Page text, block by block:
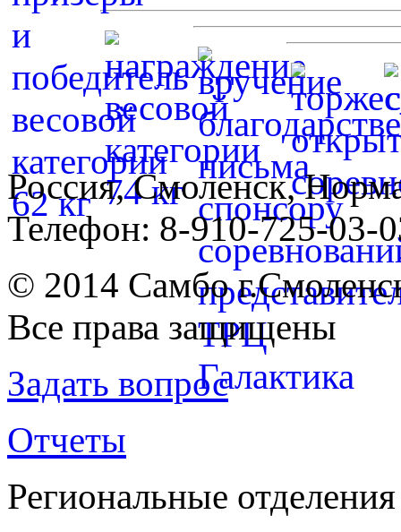
Россия, Смоленск,
Телефон: 8-910-725-03-
© 2014 Cамбо
Все права защищены
Задать вопрос
Отчеты
Региональные отделения